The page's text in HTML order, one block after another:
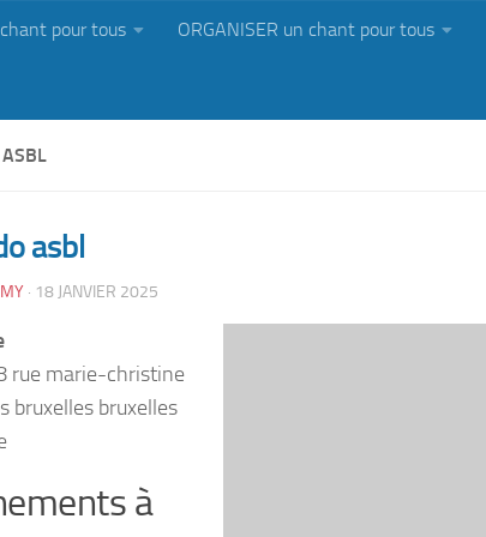
pour tous ORGANISER un chant pour tous
asbl
· 18 JANVIER 2025
rue marie-christine
bruxelles bruxelles
à